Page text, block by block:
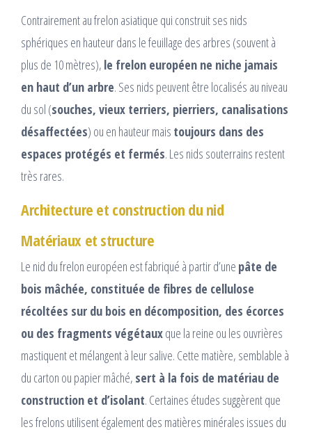
Contrairement au frelon asiatique qui construit ses nids
sphériques en hauteur dans le feuillage des arbres (souvent à
plus de 10 mètres), le frelon européen ne niche jamais
en haut d’un arbre. Ses nids peuvent être localisés au niveau
du sol (souches, vieux terriers, pierriers, canalisations
désaffectées) ou en hauteur mais toujours dans des
espaces protégés et fermés. Les nids souterrains restent
très rares.
Architecture et construction du nid
Matériaux et structure
Le nid du frelon européen est fabriqué à partir d’une pâte de
bois mâchée, constituée de fibres de cellulose
récoltées sur du bois en décomposition, des écorces
ou des fragments végétauxque la reine ou les ouvrières
mastiquent et mélangent à leur salive. Cette matière, semblable à
du carton ou papier mâché, sert à la fois de matériau de
construction et d’isolant. Certaines études suggèrent que
les frelons utilisent également des matières minérales issues du